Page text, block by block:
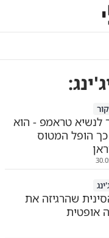
:
לנשיא טראמפ - הוא
הופל המטוס
שהרגיזה את
אופטית